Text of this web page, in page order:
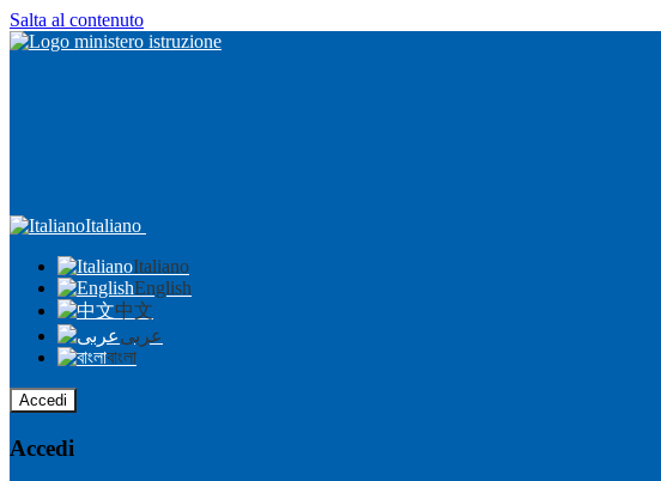
Salta al contenuto
Italiano
Italiano
English
中文
عربى
বাংলা
Accedi
Accedi